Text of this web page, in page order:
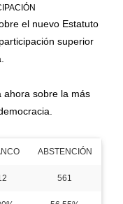
el nuevo Estatuto
superior
ahora sobre la más
ABSTENCIÓN
561